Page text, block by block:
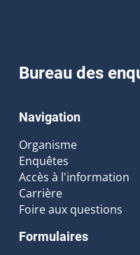
Bureau des
Navigation
Organisme
Enquêtes
Accès à l'information
Carrière
Foire aux questions
Formulaires